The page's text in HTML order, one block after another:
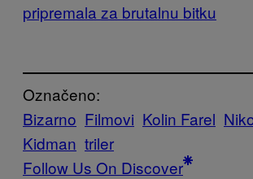
pripremala za brutalnu bitku
Označeno:
Bizarno Filmovi Kolin Farel
Kidman triler
Follow Us On Discover